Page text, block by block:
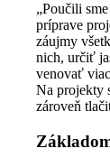
„Poučili
príprave
záujmy
nich, určiť
venovať
Na projekty
zároveň